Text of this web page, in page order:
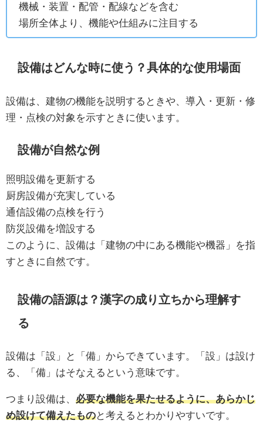
機械・装置・配管・配線などを含む
場所全体より、機能や仕組みに注目する
設備はどんな時に使う？具体的な使用場面
設備は、建物の機能を説明するときや、導入・更新・修
理・点検の対象を示すときに使います。
設備が自然な例
照明設備を更新する
厨房設備が充実している
通信設備の点検を行う
防災設備を増設する
このように、設備は「建物の中にある機能や機器」を指
すときに自然です。
設備の語源は？漢字の成り立ちから理解す
る
設備は「設」と「備」からできています。「設」は設け
る、「備」はそなえるという意味です。
つまり設備は、 必要な機能を果たせるように、あらかじ
め設けて備えたものと考えるとわかりやすいです。